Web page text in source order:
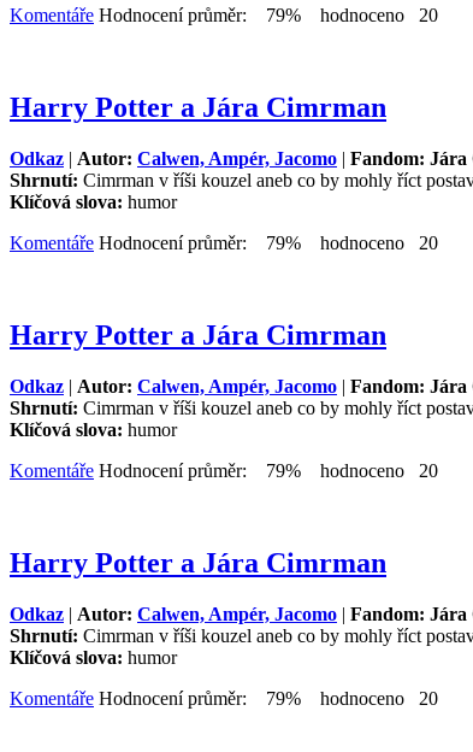
Komentáře Hodnocení průměr: 79% hodnoceno 20
Harry Potter a Jára Cimrman
Odkaz | Autor: Calwen, Ampér, Jacomo | Fandom: Jára
Shrnutí: Cimrman v říši kouzel aneb co by mohly říct
Klíčová slova: humor
Komentáře Hodnocení průměr: 79% hodnoceno 20
Harry Potter a Jára Cimrman
Odkaz | Autor: Calwen, Ampér, Jacomo | Fandom: Jára
Shrnutí: Cimrman v říši kouzel aneb co by mohly říct
Klíčová slova: humor
Komentáře Hodnocení průměr: 79% hodnoceno 20
Harry Potter a Jára Cimrman
Odkaz | Autor: Calwen, Ampér, Jacomo | Fandom: Jára
Shrnutí: Cimrman v říši kouzel aneb co by mohly říct
Klíčová slova: humor
Komentáře Hodnocení průměr: 79% hodnoceno 20